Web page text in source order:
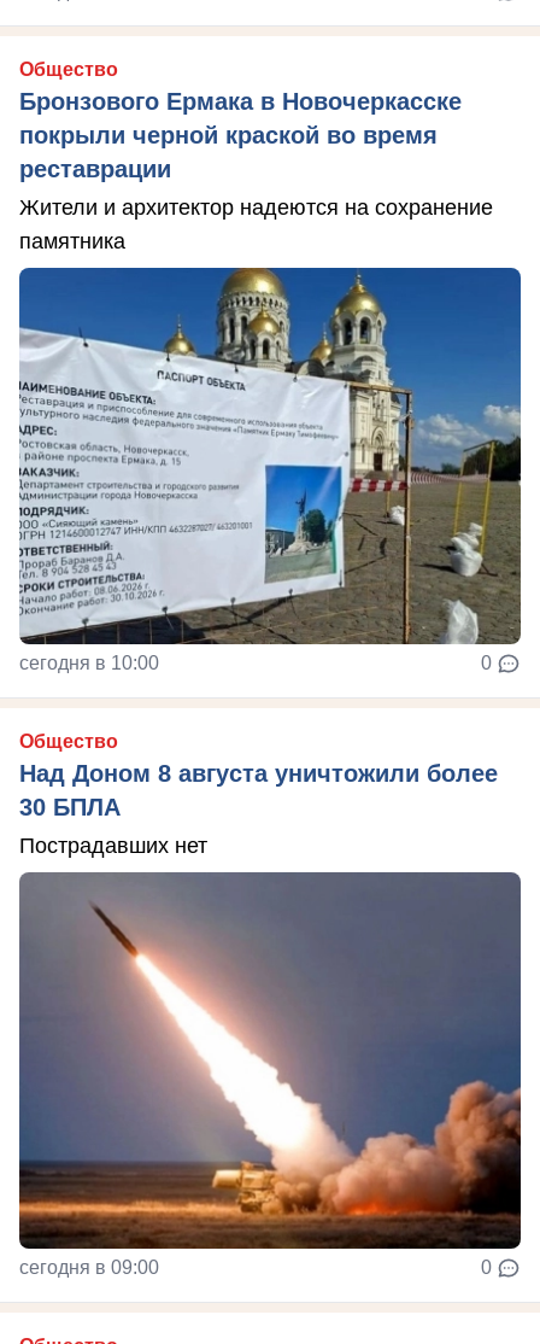
Общество
Бронзового Ермака в Новочеркасске
покрыли черной краской во время
реставрации
Жители и архитектор надеются на сохранение
памятника
сегодня в 10:00 0
Общество
Над Доном 8 августа уничтожили более
30 БПЛА
Пострадавших нет
сегодня в 09:00 0